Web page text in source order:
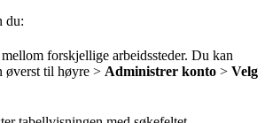
du:
forskjellige arbeidssteder. Du kan
øverst til høyre > Administrer konto > Velg